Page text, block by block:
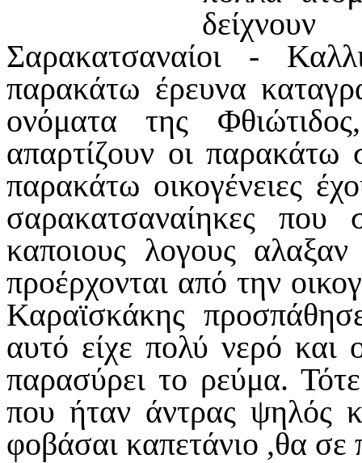
Σαρακατσαναίοι -
παρακάτω έρευνα
ονόματα της
απαρτίζουν οι παρακάτω
παρακάτω οικογένειες
σαρακατσαναίηκες
καποιους λογους
προέρχονται από την
Καραϊσκάκης
αυτό είχε πολύ νερό και
παρασύρει το ρεύμα.
που ήταν άντρας ψηλός
φοβάσαι καπετάνιο ,θα